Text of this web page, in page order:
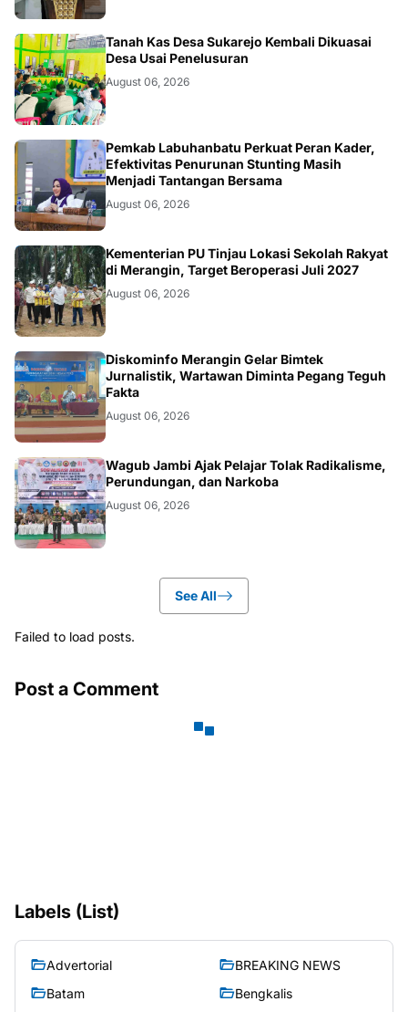
BANGKO
Tanah Kas Desa Sukarejo Kembali Dikuasai
Desa Usai Penelusuran
August 06, 2026
BERITA
Pemkab Labuhanbatu Perkuat Peran Kader,
Efektivitas Penurunan Stunting Masih
Menjadi Tantangan Bersama
August 06, 2026
BANGKO
Kementerian PU Tinjau Lokasi Sekolah Rakyat
di Merangin, Target Beroperasi Juli 2027
August 06, 2026
BANGKO
Diskominfo Merangin Gelar Bimtek
Jurnalistik, Wartawan Diminta Pegang Teguh
Fakta
August 06, 2026
BERITA
Wagub Jambi Ajak Pelajar Tolak Radikalisme,
Perundungan, dan Narkoba
August 06, 2026
See All
Failed to load posts.
Post a Comment
Labels (List)
Advertorial
BREAKING NEWS
Batam
Bengkalis